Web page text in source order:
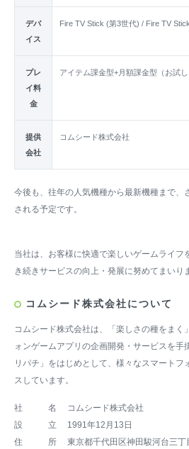
デバ
イス
Fire TV Stick (第3世代) / Fire TV
プレ
イ料
金
アイテム課金型+月額課金型（お試し
提供
会社
コムシード株式会社
今後も、往年の人気機種から最新機種まで、
される予定です。
当社は、お客様に快適で楽しいゲームライフ
き続きサービスの向上・発展に努めてまいり
コムシード株式会社について
コムシード株式会社は、「楽しさの種をまく
ォンゲームアプリの企画開発・サービスを手
リパチ」をはじめとして、様々なスマートフ
スしています。
社 名
コムシード株式会社
設 立
1991年12月13日
住 所
東京都千代田区神田駿河台三丁